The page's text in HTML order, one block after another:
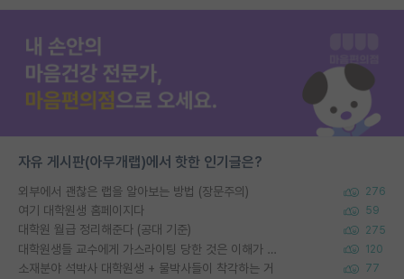
자유 게시판(아무개랩)에서 핫한 인기글은?
외부에서 괜찮은 랩을 알아보는 방법 (장문주의) 276
여기 대학원생 홈페이지다 59
대학원 월급 정리해준다 (공대 기준) 275
대학원생들 교수에게 가스라이팅 당한 것은 이해가 갑니다. 안타깝네요. 120
소재분야 석박사 대학원생 + 물박사들이 착각하는 거 77